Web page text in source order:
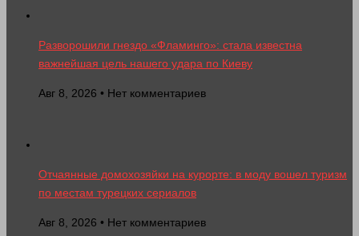
Разворошили гнездо «Фламинго»: стала известна
важнейшая цель нашего удара по Киеву
Авг 8, 2026 • Нет комментариев
Отчаянные домохозяйки на курорте: в моду вошел туризм
по местам турецких сериалов
Авг 8, 2026 • Нет комментариев